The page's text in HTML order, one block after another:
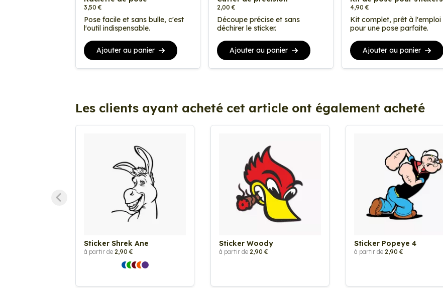
3,50 €
Pose facile et sans bulle, c'est
l'outil indispensable.
Ajouter au panier
2,00 €
Découpe précise et sans
déchirer le sticker.
Ajouter au panier
4,90 €
Kit complet, prêt à l'emploi
pour une pose parfaite.
Ajouter au panier
Les clients ayant acheté cet article ont également acheté
Sticker Shrek Ane
à partir de 2,90 €
Sticker Woody
à partir de 2,90 €
Sticker Popeye 4
à partir de 2,90 €